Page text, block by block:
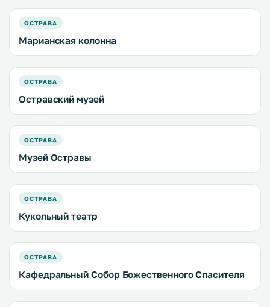
ОСТРАВА
Марианская колонна
ОСТРАВА
Остравский музей
ОСТРАВА
Музей Остравы
ОСТРАВА
Кукольный театр
ОСТРАВА
Кафедральный Собор Божественного Спасителя